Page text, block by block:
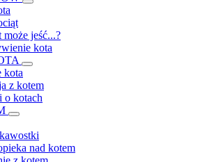
jeść...?
kota
kota
z kotem
o kotach
nad kotem